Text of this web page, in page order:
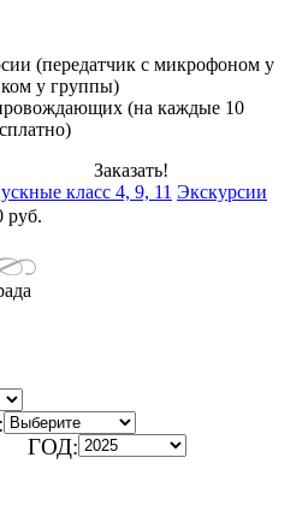
(передатчик с микрофоном у
у группы)
(на каждые 10
руб.
ГОД:
Заказать!
класс 4, 9, 11 Экскурсии